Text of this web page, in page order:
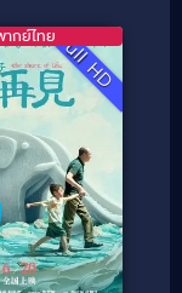
Full HD
ากย์ไทย